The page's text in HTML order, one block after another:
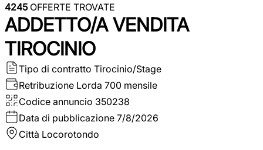
4245OFFERTE TROVATE
ADDETTO/A VENDITA
TIROCINIO
Tipo di contratto Tirocinio/Stage
Retribuzione Lorda 700 mensile
Codice annuncio 350238
Data di pubblicazione 7/8/2026
Città Locorotondo